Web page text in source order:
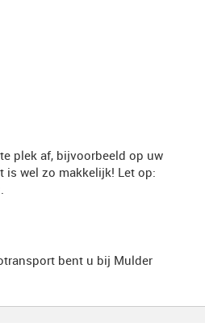
plek af, bijvoorbeeld op uw
is wel zo makkelijk! Let op:
bent u bij Mulder